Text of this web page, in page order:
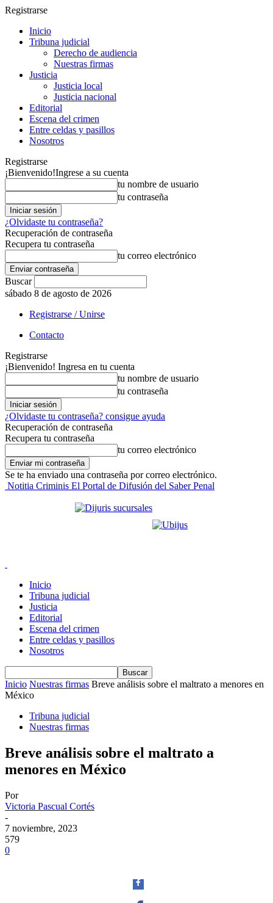
Registrarse
Inicio
Tribuna judicial
Derecho de audiencia
Nuestras firmas
Justicia
Justicia local
Justicia nacional
Editorial
Escena del crimen
Entre celdas y pasillos
Nosotros
Registrarse
¡Bienvenido!Ingrese a su cuenta
tu nombre de usuario
tu contraseña
¿Olvidaste tu contraseña?
Recuperación de contraseña
Recupera tu contraseña
tu correo electrónico
Buscar
sábado 8 de agosto de 2026
Registrarse / Unirse
Contacto
Registrarse
¡Bienvenido! Ingresa en tu cuenta
tu nombre de usuario
tu contraseña
¿Olvidaste tu contraseña? consigue ayuda
Recuperación de contraseña
Recupera tu contraseña
tu correo electrónico
Se te ha enviado una contraseña por correo electrónico.
Notitia Criminis El Portal de Difusión del Saber Penal
Inicio
Tribuna judicial
Justicia
Editorial
Escena del crimen
Entre celdas y pasillos
Nosotros
Inicio Nuestras firmas Breve análisis sobre el maltrato a menores en
México
Tribuna judicial
Nuestras firmas
Breve análisis sobre el maltrato a
menores en México
Por
Victoria Pascual Cortés
-
7 noviembre, 2023
579
0